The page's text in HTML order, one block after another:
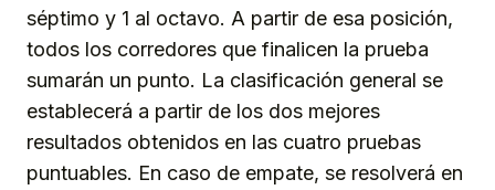
séptimo y 1 al octavo. A partir de esa posición,
todos los corredores que finalicen la prueba
sumarán un punto. La clasificación general se
establecerá a partir de los dos mejores
resultados obtenidos en las cuatro pruebas
puntuables. En caso de empate, se resolverá en